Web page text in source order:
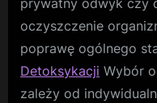
oczyszczenie
poprawę ogólnego
Detoksykacji Wybór
zależy od